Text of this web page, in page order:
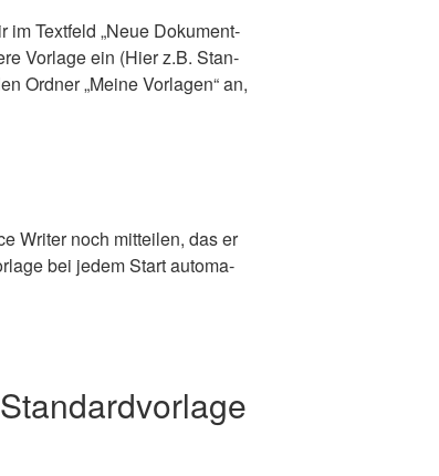
im Text­feld „Neue Doku­ment­
Vor­la­ge ein (Hier z.B. Stan­
Ord­ner „Mei­ne Vor­la­gen“ an,
Wri­ter noch mit­tei­len, das er
bei jedem Start auto­ma­